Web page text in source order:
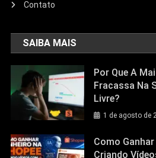
Contato
SAIBA MAIS
Por Que A
Fracassa Na
Livre?
1 de agosto de
Como
Criando